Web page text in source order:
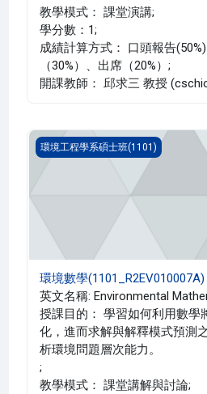
教學模式： 課堂演講;
學分數：1;
成績計算方式： 口頭報告
（30%）、出席（20%）;
開課教師： 邱求三 教授
環境數學(1101_R2EV010007A)
環境工程學系碩士班(1101)
環境數學(1101_R2EV010007A)
英文名稱: Environmental
授課目的： 學習如何利用數學
化，進而求解與解釋模式預測
析環境問題層次能力。
;
教學模式： 課堂講解與討論;